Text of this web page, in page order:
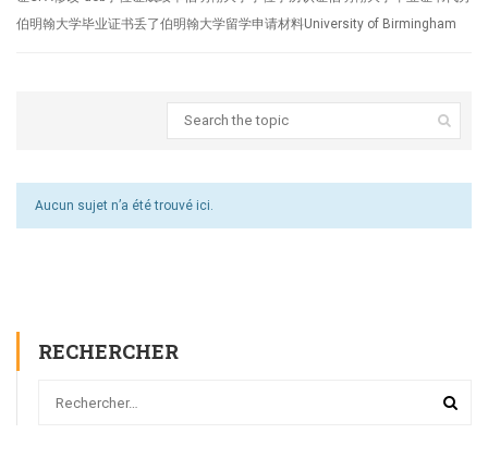
伯明翰大学毕业证书丢了伯明翰大学留学申请材料University of Birmingham
Aucun sujet n’a été trouvé ici.
RECHERCHER